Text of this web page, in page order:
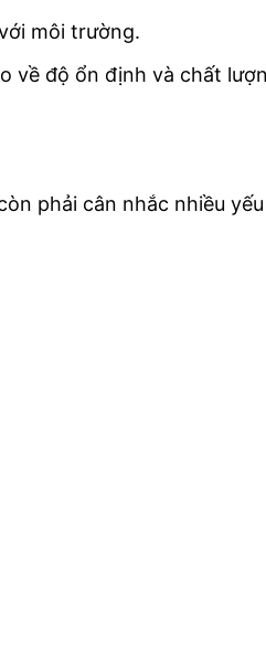
môi trường.
về độ ổn định và chất
phải cân nhắc nhiều